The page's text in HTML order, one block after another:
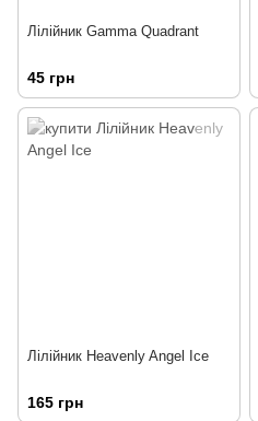
Лілійник Gamma Quadrant
45 грн
Лілійник Heavenly Angel Ice
165 грн